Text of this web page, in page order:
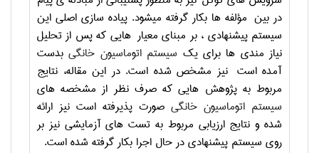
در بین مؤلفه ها بکار گرفته میشود. پیاده سازی اصلی این
سیستم پیشنهادی ، بر مبنای معیار هایی که پس از تحلیل
نیاز مندی ها برای یک سیستم اتوماسیون خانگیبدست
آمده است نیز مشخص شده است. در این مقاله، نتایج
مربوط به پژوهش هایی که صرف نظر از مشخصه های
سیستم اتوماسیون خانگی صورت پذیرفته است نیز ارائه
شده و نتایج ارزیابی مربوط به تست های آزمایشی نیز بر
روی سیستم پیشنهادی در حال اجرا بکار گرفته شده است.